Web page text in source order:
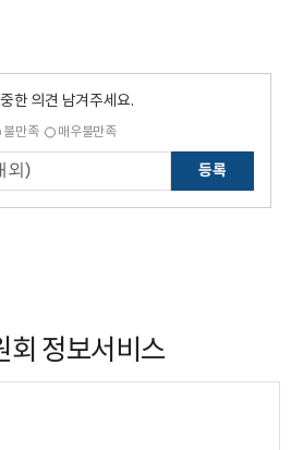
한 의견 남겨주세요.
불만족 매우불만족
등록
회 정보서비스